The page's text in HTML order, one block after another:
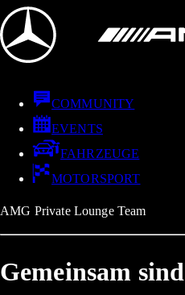
COMMUNITY
EVENTS
FAHRZEUGE
MOTORSPORT
AMG Private Lounge Team
Gemeinsam